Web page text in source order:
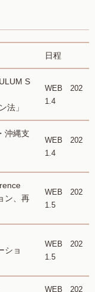
日程
S
法」
WEB 202
1.4
沖縄支
WEB 202
1.4
ン、再
WEB 202
1.5
ショ
WEB 202
1.5
WEB 202